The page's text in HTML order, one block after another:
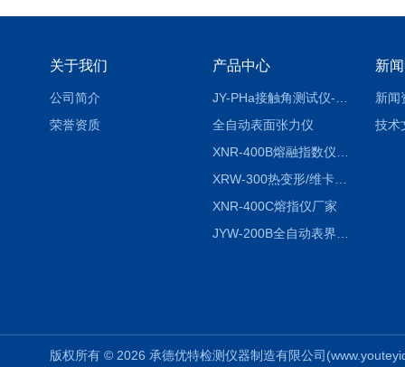
关于我们
公司简介
荣誉资质
产品中心
全自动表面张力仪
XRW-300热变形/维卡软化点温度测定仪
XNR-400C熔指仪厂家
新
新闻
技术
版权所有 © 2026 承德优特检测仪器制造有限公司